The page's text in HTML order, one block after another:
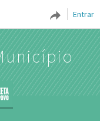
Entrar